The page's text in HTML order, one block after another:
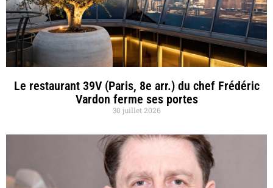
Le restaurant 39V (Paris, 8e arr.) du chef Frédéric
Vardon ferme ses portes
30 juillet 2026